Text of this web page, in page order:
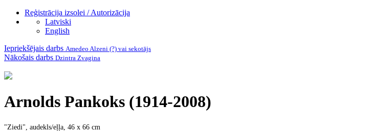
Reģistrācija izsolei / Autorizācija
Latviski
English
Iepriekšējais darbs Amedeo Alzeni (?) vai sekotājs
Nākošais darbs Dzintra Zvagina
Arnolds Pankoks (1914-2008)
"Ziedi", audekls/eļļa, 46 x 66 cm